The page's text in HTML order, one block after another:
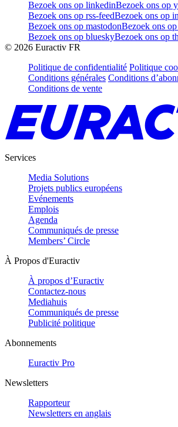
Bezoek ons op linkedinBezoek ons op
Bezoek ons op rss-feedBezoek ons op
Bezoek ons op mastodonBezoek ons
Bezoek ons op blueskyBezoek ons op
© 2026 Euractiv FR
Politique de confidentialité Politique
Conditions générales Conditions
Conditions de vente
Services
Media Solutions
Projets publics européens
Evénements
Emplois
Agenda
Communiqués de presse
Members’ Circle
À Propos d'Euractiv
À propos d’Euractiv
Contactez-nous
Mediahuis
Communiqués de presse
Publicité politique
Abonnements
Euractiv Pro
Newsletters
Rapporteur
Newsletters en anglais